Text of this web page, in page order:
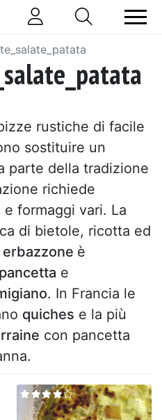
rustiche di facile
sostituire un
parte della tradizione
richiede
e formaggi vari. La
di bietole, ricotta ed
erbazzone è
pancetta e
. In Francia le
quiches e la più
con pancetta